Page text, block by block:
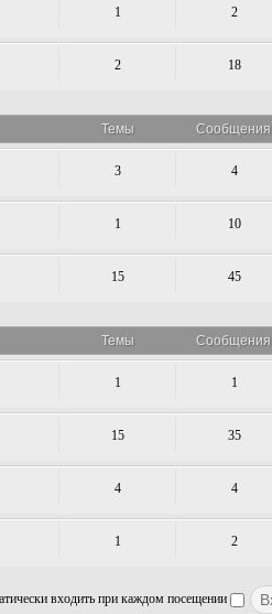
1 2
2 18
Темы Сообщения
3 4
1 10
15 45
Темы Сообщения
1 1
15 35
4 4
1 2
входить при каждом посещении